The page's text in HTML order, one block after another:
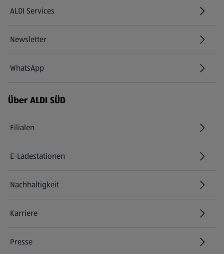
ALDI Services
Newsletter
WhatsApp
Über ALDI SÜD
Filialen
E-Ladestationen
Nachhaltigkeit
Karriere
Presse